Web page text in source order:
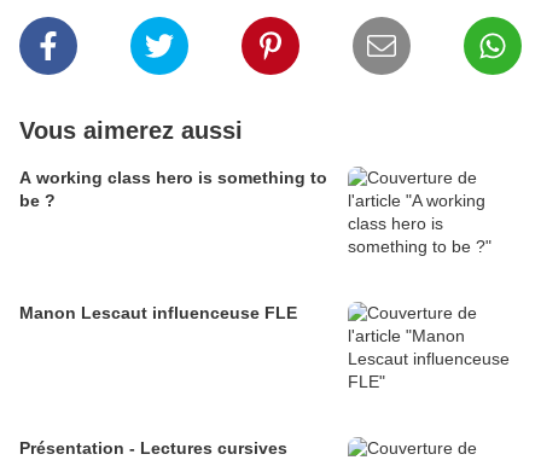
Vous aimerez aussi
A working class hero is something to
be ?
Manon Lescaut influenceuse FLE
Présentation - Lectures cursives